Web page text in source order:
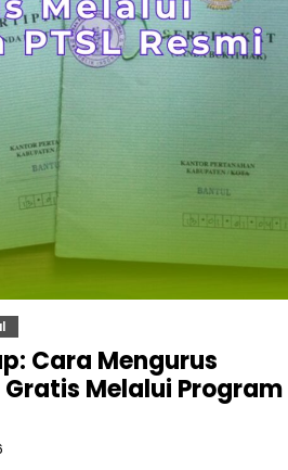
Cara Mengurus
Melalui Program